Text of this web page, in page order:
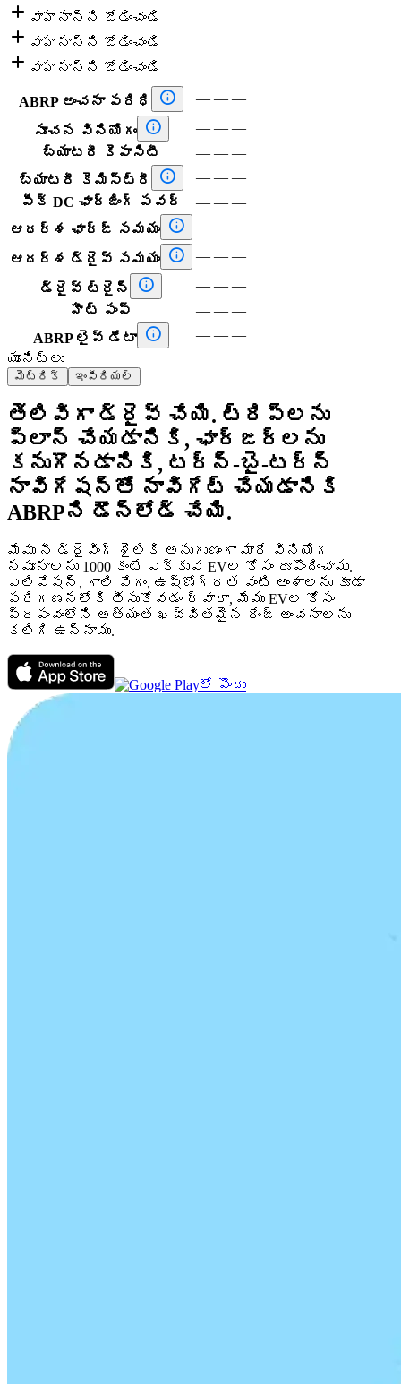
 వాహనాన్ని జోడించండి
 వాహనాన్ని జోడించండి
 వాహనాన్ని జోడించండి
ABRP అంచనా పరిధి  — — —
సూచన వినియోగం  — — —
బ్యాటరీ కెపాసిటీ
— — —
బ్యాటరీ కెమిస్ట్రీ
 — — —
పీక్ DC ఛార్జింగ్ పవర్
— — —
ఆదర్శ ఛార్జ్ సమయం  — — —
ఆదర్శ డ్రైవ్ సమయం  — — —
డ్రైవ్ ట్రైన్  — — —
హీట్ పంప్
— — —
ABRP లైవ్ డేటా  — — —
యూనిట్లు
మెట్రిక్ ఇంపీరియల్
తెలివిగా డ్రైవ్ చేయి. ట్రిప్‌లను
ప్లాన్ చేయడానికి, ఛార్జర్‌లను
కనుగొనడానికి, టర్న్-బై-టర్న్
నావిగేషన్‌తో నావిగేట్ చేయడానికి
ABRPని డౌన్‌లోడ్ చేయి.
మేము నీ డ్రైవింగ్ శైలికి అనుగుణంగా మారే వినియోగ
నమూనాలను 1000 కంటే ఎక్కువ EVల కోసం రూపొందించాము.
ఎలివేషన్, గాలి వేగం, ఉష్ణోగ్రత వంటి అంశాలను కూడా
పరిగణనలోకి తీసుకోవడం ద్వారా, మేము EVల కోసం
ప్రపంచంలోని అత్యంత ఖచ్చితమైన రేంజ్ అంచనాలను
కలిగి ఉన్నాము.